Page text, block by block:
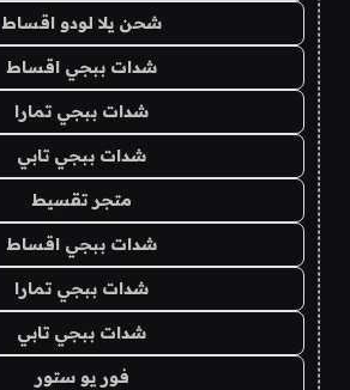
شحن يلا لودو اقساط
شدات ببجي اقساط
شدات ببجي تمارا
شدات ببجي تابي
متجر تقسيط
شدات ببجي اقساط
شدات ببجي تمارا
شدات ببجي تابي
فور يو ستور